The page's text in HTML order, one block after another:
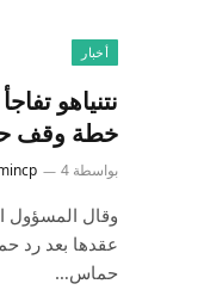
أخبار
نتنياهو
خطة وقف
بواسطة 4 أكتوبر، 2025
وقال المسؤول
عقدها بعد رد
حماس…